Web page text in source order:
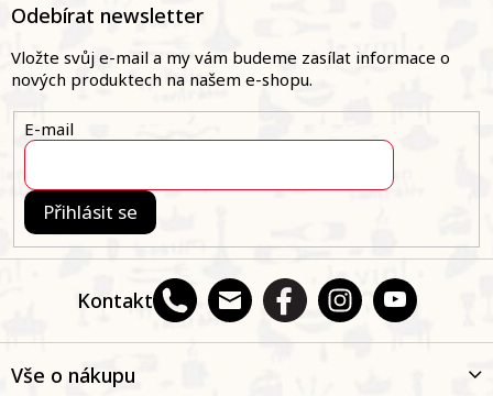
a
Kontakt
Odebírat newsletter
Vložte svůj e-mail a my vám budeme zasílat informace o
nových produktech na našem e-shopu.
E-mail
Přihlásit se
Vše o nákupu